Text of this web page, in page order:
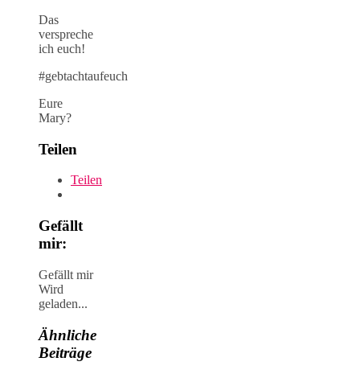
Das
verspreche
ich euch!
#gebtachtaufeuch
Eure
Mary?
Teilen
Teilen
Gefällt
mir:
Gefällt mir
Wird
geladen...
Ähnliche
Beiträge